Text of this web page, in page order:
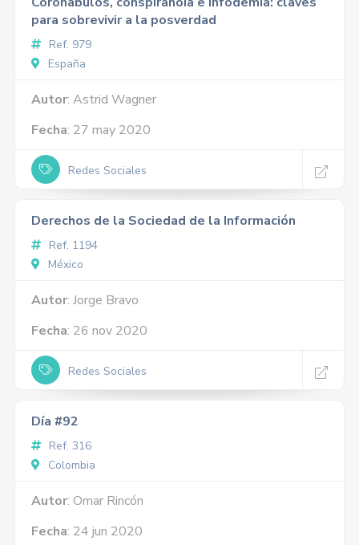
para sobrevivir a la posverdad
Ref. 979
España
Autor: Astrid Wagner
Fecha: 27 may 2020
Redes Sociales
Derechos de la Sociedad de la Información
Ref. 1194
México
Autor: Jorge Bravo
Fecha: 26 nov 2020
Redes Sociales
Día #92
Ref. 316
Colombia
Autor: Omar Rincón
Fecha: 24 jun 2020